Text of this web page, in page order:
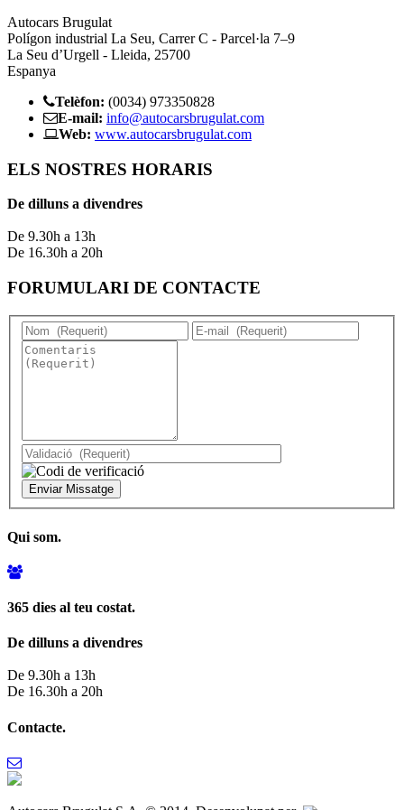
Autocars Brugulat
Polígon industrial La Seu, Carrer C - Parcel·la 7–9
La Seu d’Urgell - Lleida, 25700
Espanya
Telèfon: (0034) 973350828
E-mail: info@autocarsbrugulat.com
Web: www.autocarsbrugulat.com
ELS NOSTRES HORARIS
De dilluns a divendres
De 9.30h a 13h
De 16.30h a 20h
FORUMULARI DE CONTACTE
Qui som.
365 dies al teu costat.
De dilluns a divendres
De 9.30h a 13h
De 16.30h a 20h
Contacte.